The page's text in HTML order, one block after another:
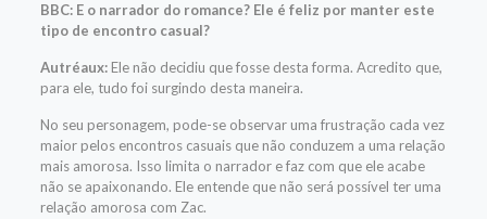
BBC: E o narrador do romance? Ele é feliz por manter este
tipo de encontro casual?
Autréaux: Ele não decidiu que fosse desta forma. Acredito que,
para ele, tudo foi surgindo desta maneira.
No seu personagem, pode-se observar uma frustração cada vez
maior pelos encontros casuais que não conduzem a uma relação
mais amorosa. Isso limita o narrador e faz com que ele acabe
não se apaixonando. Ele entende que não será possível ter uma
relação amorosa com Zac.